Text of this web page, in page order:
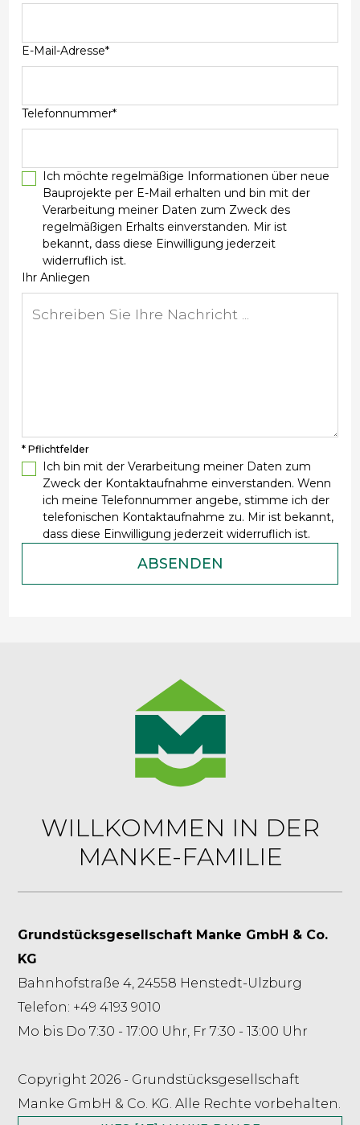
E-Mail-Adresse*
Telefonnummer*
Ich möchte regelmäßige Informationen über neue
Bauprojekte per E-Mail erhalten und bin mit der
Verarbeitung meiner Daten zum Zweck des
regelmäßigen Erhalts einverstanden. Mir ist
bekannt, dass diese Einwilligung jederzeit
widerruflich ist.
Ihr Anliegen
* Pflichtfelder
Ich bin mit der Verarbeitung meiner Daten zum
Zweck der Kontaktaufnahme einverstanden. Wenn
ich meine Telefonnummer angebe, stimme ich der
telefonischen Kontaktaufnahme zu. Mir ist bekannt,
dass diese Einwilligung jederzeit widerruflich ist.
WILLKOMMEN IN DER
MANKE-FAMILIE
Grundstücksgesellschaft Manke GmbH & Co.
KG
Bahnhofstraße 4, 24558 Henstedt-Ulzburg
Telefon: +49 4193 9010
Mo bis Do 7:30 - 17:00 Uhr, Fr 7:30 - 13:00 Uhr
Copyright 2026 - Grundstücksgesellschaft
Manke GmbH & Co. KG. Alle Rechte vorbehalten.